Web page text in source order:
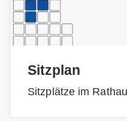
Sitzplan
Sitzplätze im